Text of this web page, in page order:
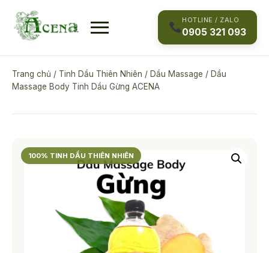
content
HOTLINE / ZALO
0905 321 093
Trang chủ / Tinh Dầu Thiên Nhiên / Dầu Massage / Dầu
Massage Body Tinh Dầu Gừng ACENA
100% TINH DẦU THIÊN NHIÊN